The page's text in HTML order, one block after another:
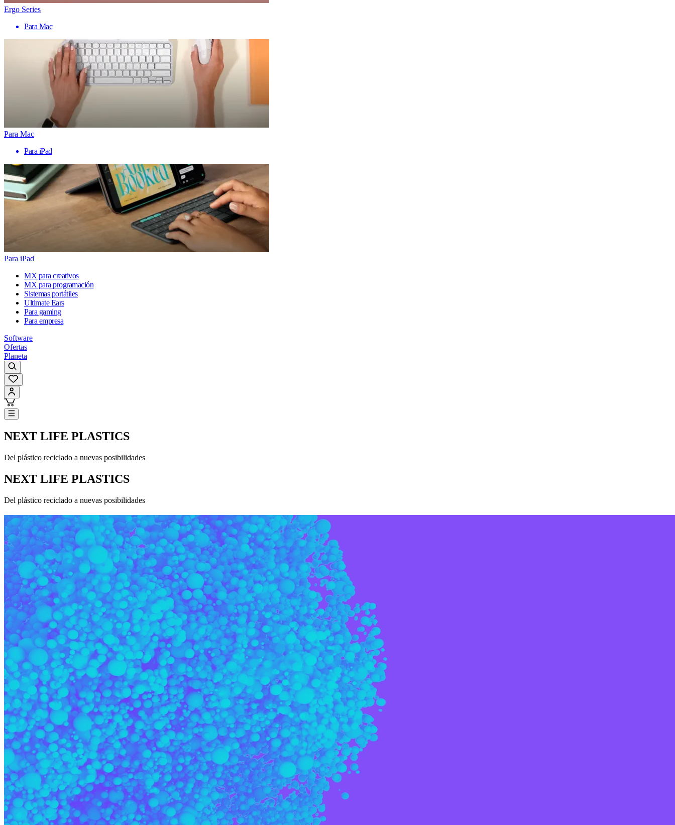
Ergo Series
Para Mac
Para Mac
Para iPad
Para iPad
MX para creativos
MX para programación
Sistemas portátiles
Ultimate Ears
Para gaming
Para empresa
Software
Ofertas
Planeta
NEXT LIFE PLASTICS
Del plástico reciclado a nuevas posibilidades
NEXT LIFE PLASTICS
Del plástico reciclado a nuevas posibilidades